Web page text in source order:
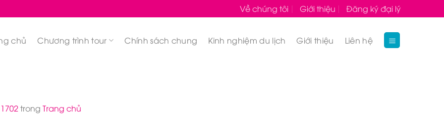
Về chúng tôi Giới thiệu Đăng ký đại lý
chủ Chương trình tour Chính sách chung Kinh nghiệm du lịch Giới thiệu Liên hệ
trong Trang chủ